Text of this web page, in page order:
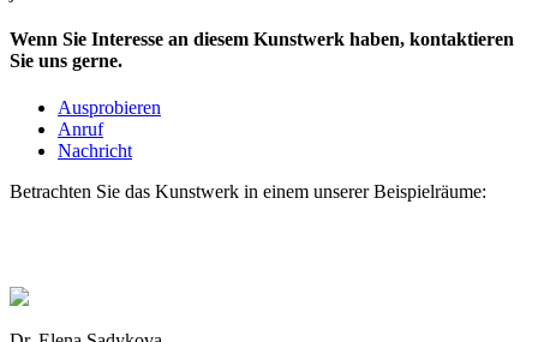
Wenn Sie Interesse an diesem Kunstwerk haben, kontaktieren
Sie uns gerne.
Ausprobieren
Anruf
Nachricht
Betrachten Sie das Kunstwerk in einem unserer Beispielräume: